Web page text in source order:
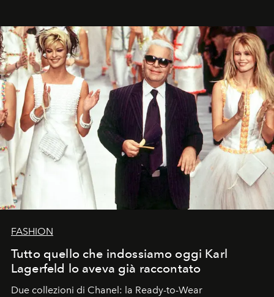
FASHION
Tutto quello che indossiamo oggi Karl
Lagerfeld lo aveva già raccontato
Due collezioni di Chanel: la Ready-to-Wear